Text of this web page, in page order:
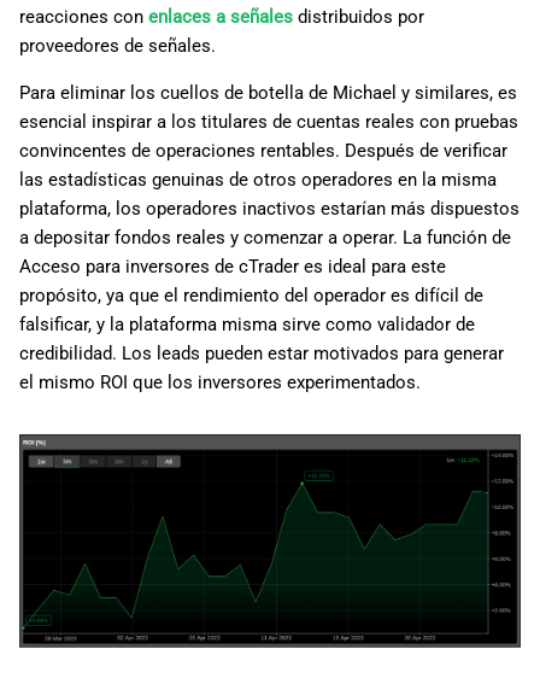
reacciones con enlaces a señales distribuidos por
proveedores de señales.
Para eliminar los cuellos de botella de Michael y similares, es
esencial inspirar a los titulares de cuentas reales con pruebas
convincentes de operaciones rentables. Después de verificar
las estadísticas genuinas de otros operadores en la misma
plataforma, los operadores inactivos estarían más dispuestos
a depositar fondos reales y comenzar a operar. La función de
Acceso para inversores de cTrader es ideal para este
propósito, ya que el rendimiento del operador es difícil de
falsificar, y la plataforma misma sirve como validador de
credibilidad. Los leads pueden estar motivados para generar
el mismo ROI que los inversores experimentados.